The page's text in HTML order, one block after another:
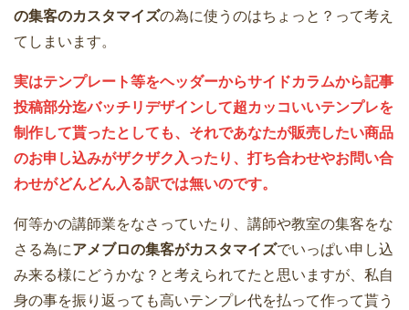
の集客のカスタマイズの為に使うのはちょっと？って考え
てしまいます。
実はテンプレート等をヘッダーからサイドカラムから記事
投稿部分迄バッチリデザインして超カッコいいテンプレを
制作して貰ったとしても、それであなたが販売したい商品
のお申し込みがザクザク入ったり、打ち合わせやお問い合
わせがどんどん入る訳では無いのです。
何等かの講師業をなさっていたり、講師や教室の集客をな
さる為にアメブロの集客がカスタマイズでいっぱい申し込
み来る様にどうかな？と考えられてたと思いますが、私自
身の事を振り返っても高いテンプレ代を払って作って貰う